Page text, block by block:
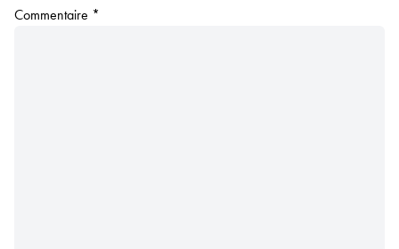
Commentaire *